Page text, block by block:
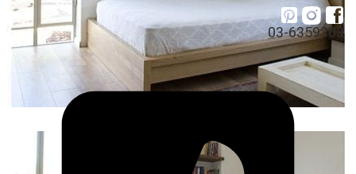
03-6359303